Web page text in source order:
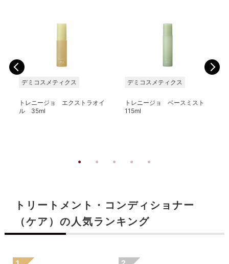
デミコスメティクス
トレニージョ エクストラオイ
ル 35ml
デミコスメティクス
トレニージョ ベースミスト
115ml
トリートメント・コンディショナー
（ケア）の人気ランキング